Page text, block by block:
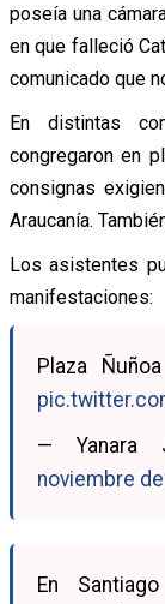
poseía una
en que falleció
comunicado que
En distintas
congregaron en
consignas
Araucanía.
Los asistentes
manifestaciones:
Plaza
— Yanara
noviembre
En